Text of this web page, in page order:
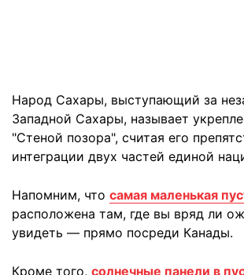
Народ Сахары, выступающий за
Западной Сахары, называет
"Стеной позора", считая его
интеграции двух частей единой
Напомним, что самая маленькая
расположена там, где вы вряд ли
увидеть — прямо посреди Канады.
Кроме того, солнечные панели в